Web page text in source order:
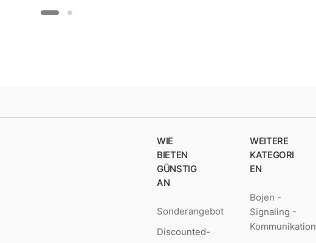
WIE
BIETEN
GÜNSTIG
AN
Sonderangebot
Discounted-
WEITERE
KATEGORI
EN
Bojen -
Signaling -
Kommunikation